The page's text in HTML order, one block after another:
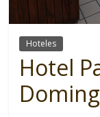
Hoteles
Hotel